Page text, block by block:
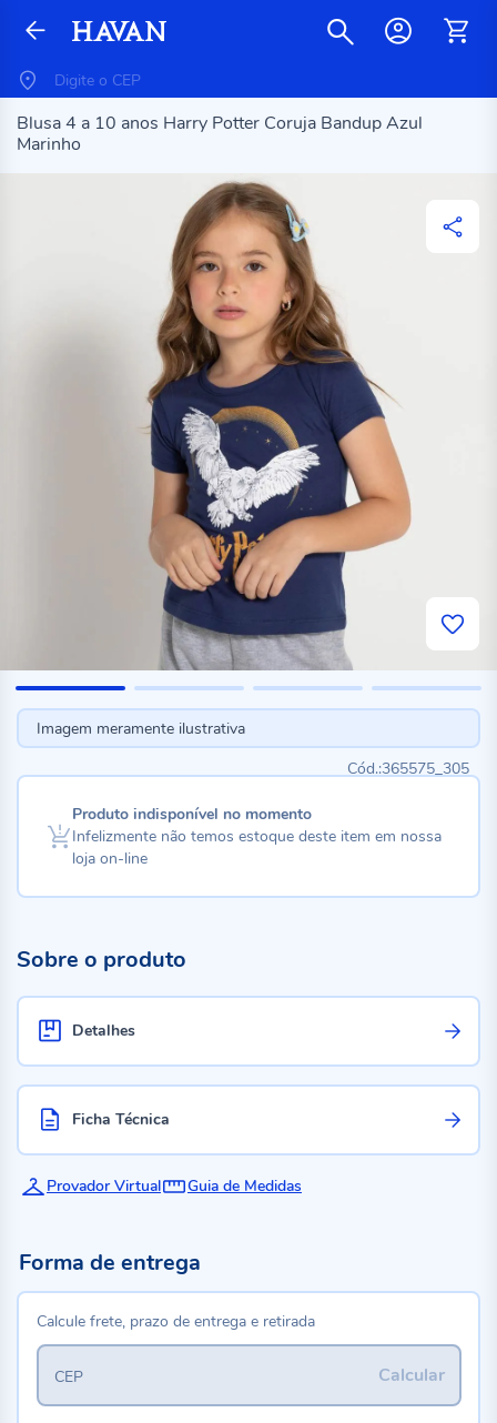
Blusa 4 a 10 anos Harry Potter Coruja Bandup Azul
Marinho
Imagem meramente ilustrativa
365575_305
Produto indisponível no momento
Infelizmente não temos estoque deste item em nossa
loja on-line
Sobre o produto
Detalhes
Ficha Técnica
Provador Virtual Guia de Medidas
Forma de entrega
Calcule frete, prazo de entrega e retirada
Calcular
CEP